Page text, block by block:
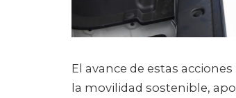
El avance de estas
la movilidad sostenible,